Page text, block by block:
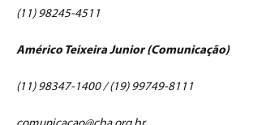
(11) 98245-4511
Américo Teixeira Junior (Comunicação)
(11) 98347-1400 / (19) 99749-8111